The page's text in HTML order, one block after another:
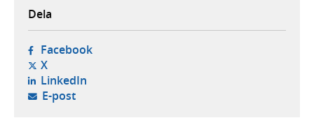
Dela
Facebook- öppnas i ny flik, extern webbplats,
X- öppnas i ny flik, extern webbplats,
LinkedIn- öppnas i ny flik, extern webbplats,
E-post- öppnar din e-postklient,